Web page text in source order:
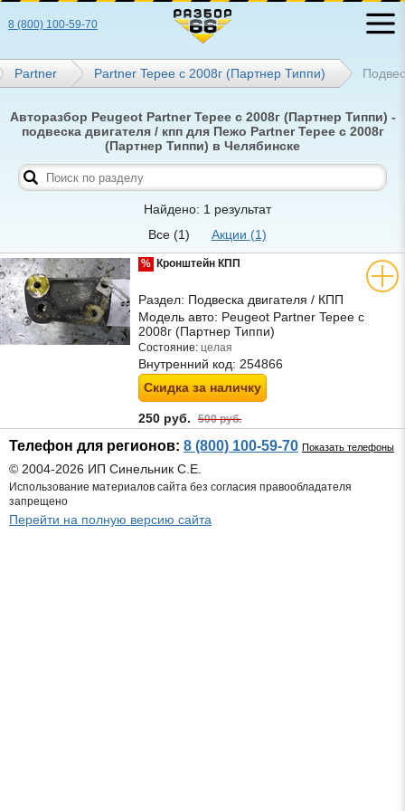
8 (800) 100-59-70
Partner Partner Tepee с 2008г (Партнер Типпи)
Авторазбор Peugeot Partner Tepee с 2008г (Партнер Типпи) -
подвеска двигателя / кпп для Пежо Partner Tepee с 2008г
(Партнер Типпи) в Челябинске
Найдено: 1 результат
Все (1) Акции (1)
% Кронштейн КПП
Раздел: Подвеска двигателя / КПП
Модель авто: Peugeot Partner Tepee с
2008г (Партнер Типпи)
Состояние: целая
Внутренний код: 254866
Скидка за наличку
250 руб. 500 руб.
Телефон для регионов: 8 (800) 100-59-70 Показать телефоны
© 2004-2026 ИП Синельник С.Е.
Использование материалов сайта без согласия правообладателя
запрещено
Перейти на полную версию сайта